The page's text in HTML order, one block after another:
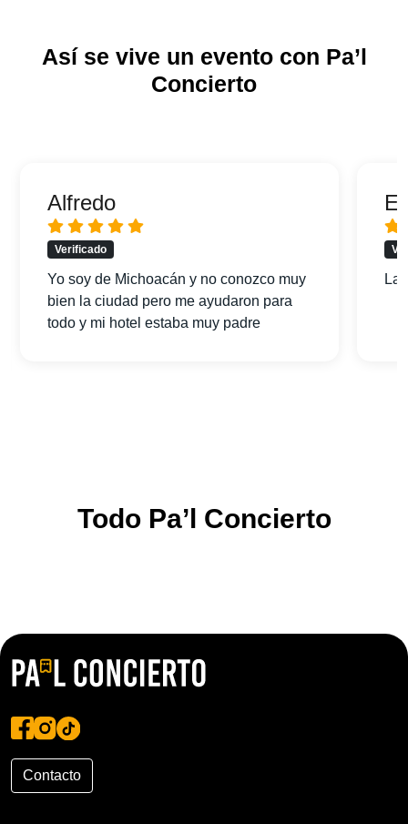
Así se vive un evento con Pa’l
Concierto
Alfredo
Verificado
Yo soy de Michoacán y no conozco muy
bien la ciudad pero me ayudaron para
todo y mi hotel estaba muy padre
La
Todo Pa’l Concierto
Contacto